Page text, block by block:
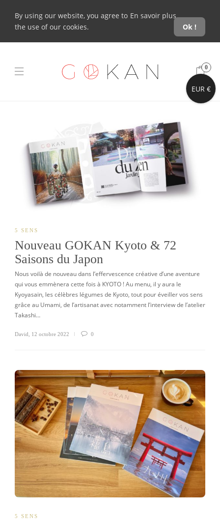
By using our website, you agree to
the use of our cookies.
En savoir plus
Ok !
0
5 SENS
Nouveau GOKAN Kyoto & 72
Saisons du Japon
Nous voilà de nouveau dans l’effervescence créative d’une aventure
qui vous emmènera cette fois à KYOTO ! Au menu, il y aura le
Kyoyasaïn, les célèbres légumes de Kyoto, tout pour éveiller vos sens
grâce au Umami, de l’artisanat avec notamment l’interview de l’atelier
Takashi…
David 12 octobre 2022 0
5 SENS
EUR €